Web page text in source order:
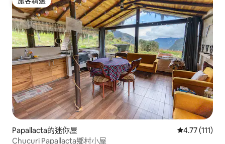
旅客精選
Papallacta的迷你屋 從 111 則評價
4.77 (111)
Chucuri Papallacta鄉村小屋